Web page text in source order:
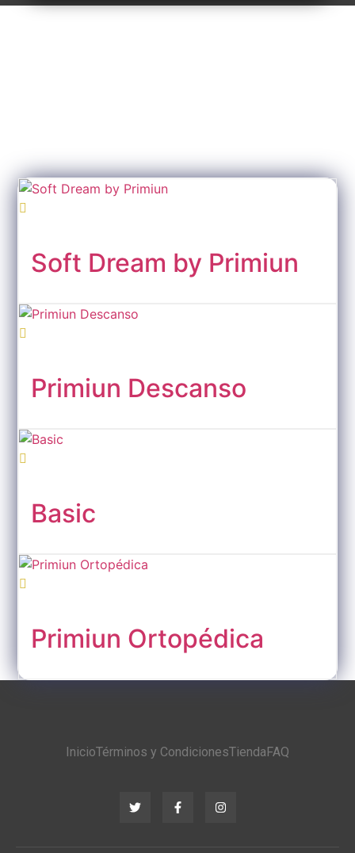
Soft Dream by Primiun
Primiun Descanso
Basic
Primiun Ortopédica
InicioTérminos y CondicionesTiendaFAQ